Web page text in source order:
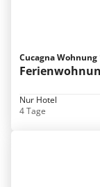
Cucagna
Nur Hotel
4 Tage